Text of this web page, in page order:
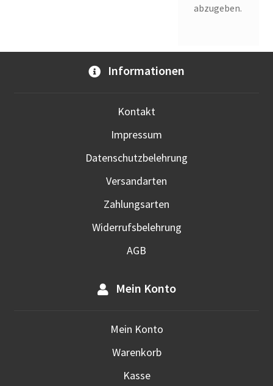
abzugeben.
Informationen
Kontakt
Impressum
Datenschutzbelehrung
Versandarten
Zahlungsarten
Widerrufsbelehrung
AGB
Mein Konto
Mein Konto
Warenkorb
Kasse